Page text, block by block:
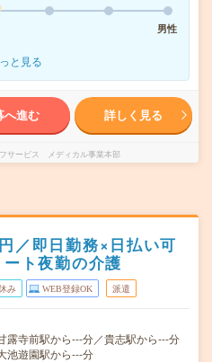
男性
と見る
へ進む 詳しく見る
サービス メディカル事業本部
／即日勤務×日払い可
ト夜勤の介護
み WEB登録OK 派遣
露寺前駅から---分／貴志駅から---分
池遊園駅から---分